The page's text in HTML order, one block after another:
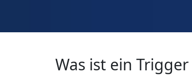
Was ist ein